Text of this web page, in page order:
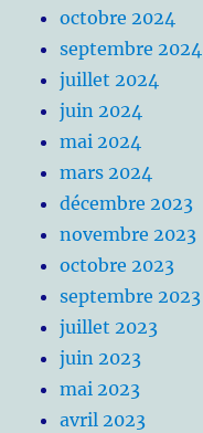
octobre 2024
septembre 2024
juillet 2024
juin 2024
mai 2024
mars 2024
décembre 2023
novembre 2023
octobre 2023
septembre 2023
juillet 2023
juin 2023
mai 2023
avril 2023